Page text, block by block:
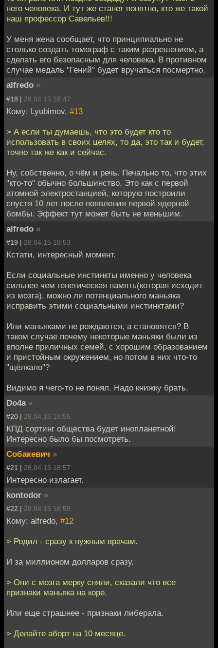
него человека. И тут же станет понятно, кто же такой
наш профессор Савельев!!!
У меня жена сообщает, что принципиально не
столько создать томограф с таким разрешением, а
сделать его безопасным для человека. В противном
случае медаль "Гений" будет вручаться посмертно.
alfredo »
#18 | 28.04.15 18:47
Кому: Lyubimov, #13
> А если ты думаешь, что это будет кто то
использовать в своих целях, то да, это так и будет,
точно так же как и сейчас.
Ну, собственно, о чём и речь. Печально то, что этих
"кто-то" обычно большинство. Это как с первой
атомной электростанцией, которую построили
спустя 10 лет после появления первой ядерной
бомбы. Эффект тут может быть не меньшим.
alfredo »
#19 | 28.04.15 18:53
Кстати, интересный момент.
Если социальные инстинкты именно у человека
сильнее чем генетическая память(которая исходит
из мозга), можно ли потенциального маньяка
исправить этими социальными инстинктами?
Или маньяками не рождаются, а становятся? В
таком случае почему некоторые маньяки были из
вполне приличных семей, с хорошим образованием
и пристойным окружением, но потом в них что-то
"щёлкало"?
Видимо я чего-то не понял. Надо книжку брать.
Do4a »
#20 | 28.04.15 18:55
КПД сортинг общества будет инопланетной!
Интересно было бы посмотреть.
Собакевич »
#21 | 28.04.15 18:57
Интересно излагает.
kontodor »
#22 | 28.04.15 18:58
Кому: alfredo, #12
> Родил - сразу к нужным врачам.
И за миллионом долларов сразу.
> Они с мозга мерку сняли, сказали что все
признаки маньяка на коре.
Или еще страшнее - признаки либерала.
> Делайте аборт на 10 месяце.